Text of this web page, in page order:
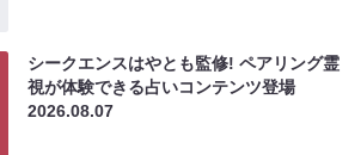
シークエンスはやとも監修! ペアリング霊
視が体験できる占いコンテンツ登場
2026.08.07